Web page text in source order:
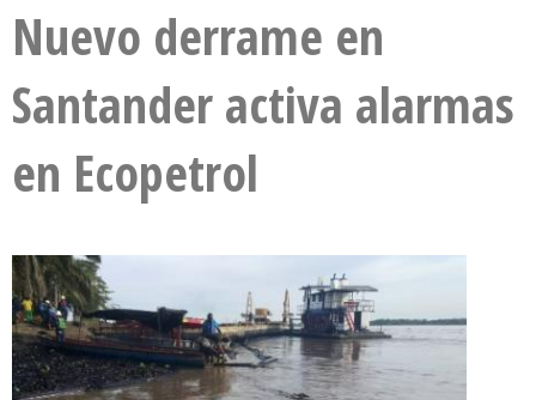
Nuevo derrame en
Santander activa alarmas
en Ecopetrol